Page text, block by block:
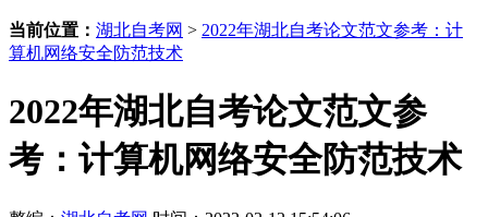
当前位置： 湖北自考网 > 2022年湖北自考论文范文参考：计
算机网络安全防范技术
2022年湖北自考论文范文参
考：计算机网络安全防范技术